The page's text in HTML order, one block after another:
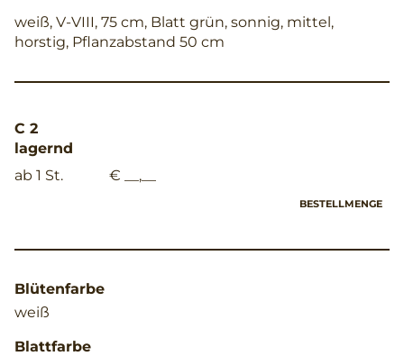
weiß, V-VIII, 75 cm, Blatt grün, sonnig, mittel,
horstig, Pflanzabstand 50 cm
C 2
lagernd
ab 1 St.
€ __,__
BESTELLMENGE
Blütenfarbe
weiß
Blattfarbe